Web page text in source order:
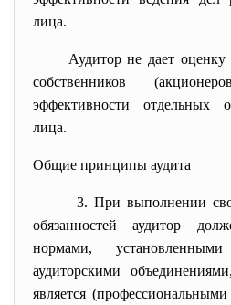
лица.
Аудитор не дает оценку
собственников
эффективности отдельных
лица.
Общие принципы аудита
3. При выполнении
обязанностей аудитор
нормами, установленными
аудиторскими
является